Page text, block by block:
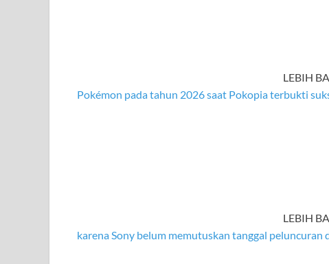
LEBIH
Pokémon pada tahun 2026 saat Pokopia terbukti
LEBIH
karena Sony belum memutuskan tanggal peluncuran